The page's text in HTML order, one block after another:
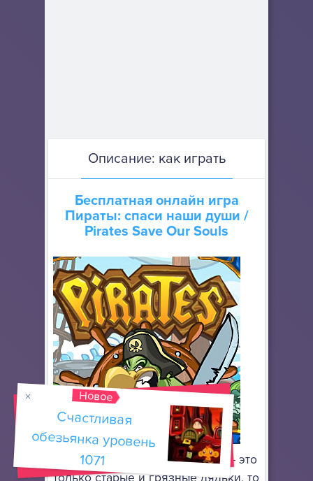
Описание: как играть
Бесплатная онлайн игра
Пираты: спаси наши души /
Pirates Save Our Souls
Если Вы привыкли, что пираты - это
Новое
Счастливая
обезьянка уровень
1071